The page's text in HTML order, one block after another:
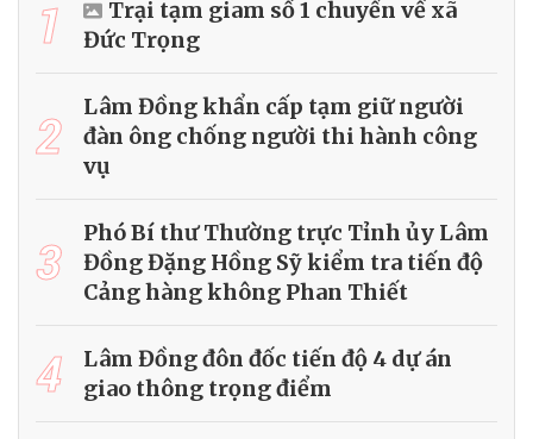
1
Trại tạm giam số 1 chuyển về xã
Đức Trọng
2
Lâm Đồng khẩn cấp tạm giữ người
đàn ông chống người thi hành công
vụ
3
Phó Bí thư Thường trực Tỉnh ủy Lâm
Đồng Đặng Hồng Sỹ kiểm tra tiến độ
Cảng hàng không Phan Thiết
4
Lâm Đồng đôn đốc tiến độ 4 dự án
giao thông trọng điểm